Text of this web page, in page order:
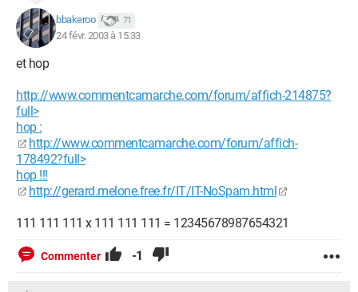
bbakeroo 71
24 févr. 2003 à 15:33
et hop
http://www.commentcamarche.com/forum/affich-214875?
full>
hop :
http://www.commentcamarche.com/forum/affich-
178492?full>
hop !!!
http://gerard.melone.free.fr/IT/IT-NoSpam.html
111 111 111 x 111 111 111 = 12345678987654321
Commenter -1